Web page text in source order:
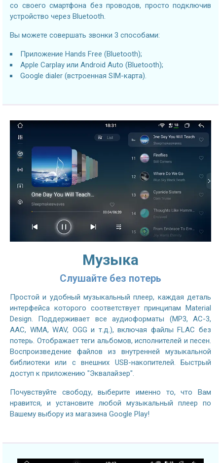
со своего смартфона без проводов, просто подключив
устройство через Bluetooth.
Вы можете совершать звонки 3 способами:
Приложение Hands Free (Bluetooth);
Apple Carplay или Android Auto (Bluetooth);
Google dialer (встроенная SIM-карта).
Музыка
Слушайте без потерь
Простой и удобный музыкальный плеер, каждая деталь
интерфейса которого соответствует принципам Material
Design. Поддерживает все аудиоформаты (MP3, AC-3,
AAC, WMA, WAV, OGG и т.д.), включая файлы FLAC без
потерь. Отображает теги альбомов, исполнителей и песен.
Воспроизведение файлов из внутренней музыкальной
библиотеки или с внешних USB-накопителей. Быстрый
доступ к приложению "Эквалайзер".
Почувствуйте свободу, выберите именно то, что Вам
нравится, и установите любой музыкальный плеер по
Вашему выбору из магазина Google Play!